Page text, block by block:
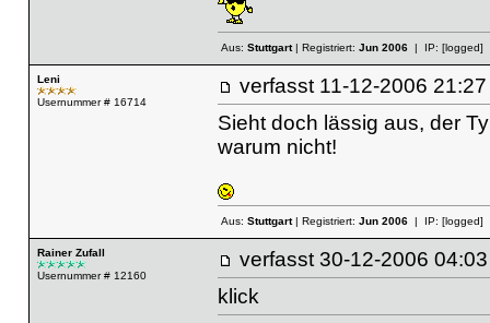
Aus: Stuttgart| Registriert: Jun 2006| IP: [logged]
Leni
Usernummer # 16714
verfasst 11-12-2006
Sieht doch lässig aus, der
warum nicht!
Aus: Stuttgart| Registriert: Jun 2006| IP: [logged]
Rainer Zufall
Usernummer # 12160
verfasst 30-12-2006
klick